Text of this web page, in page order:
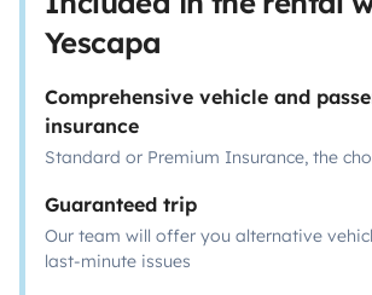
Yescapa
Comprehensive vehicle and
insurance
Standard or Premium Insurance, the
Guaranteed trip
Our team will offer you alternative
last-minute issues